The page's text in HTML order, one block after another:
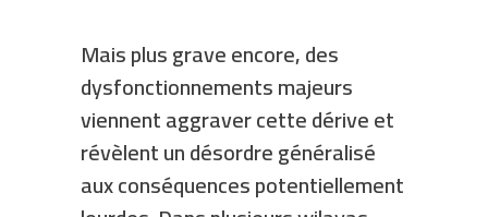
Mais plus grave encore, des
dysfonctionnements majeurs
viennent aggraver cette dérive et
révèlent un désordre généralisé
aux conséquences potentiellement